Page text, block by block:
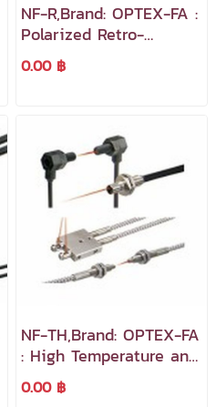
NF-R,Brand: OPTEX-FA :
Polarized Retro-
Reflective Fiber Cables
0.00 ฿
NF-TH,Brand: OPTEX-FA
: High Temperature and
Vacuum Rated Fiber
Cables
0.00 ฿